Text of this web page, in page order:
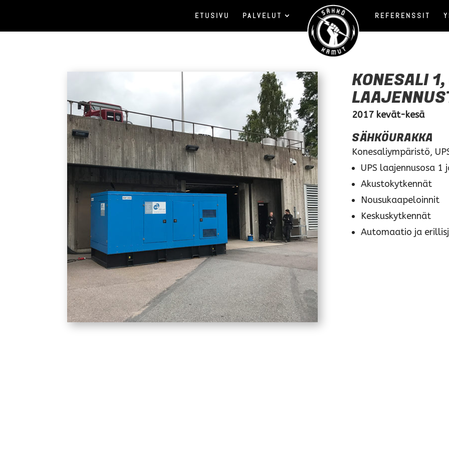
ETUSIVU PALVELUT REFERENSSIT
KONESALI
2017 kevät-kesä
SÄHKÖURAKKA
Konesaliympäristö,
UPS laajennusosa 1
Akustokytkennät
Nousukaapeloinnit
Keskuskytkennät
Automaatio ja